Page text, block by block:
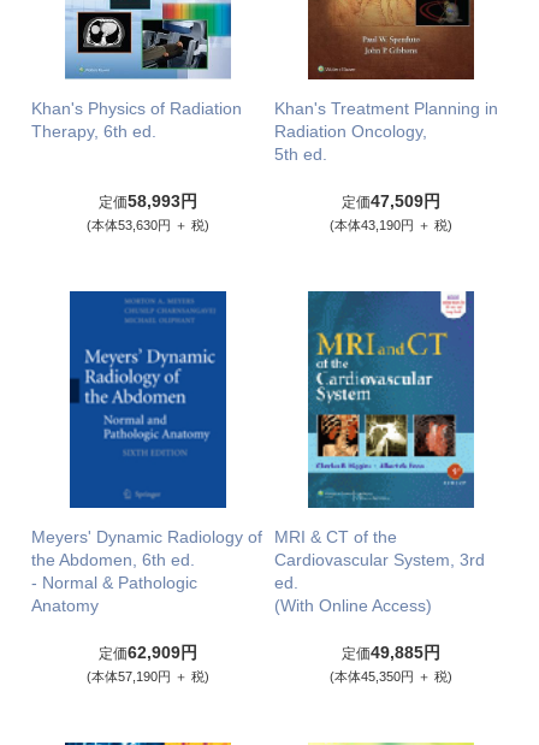
Khan's Physics of Radiation
Therapy, 6th ed.
定価58,993円
(本体53,630円 ＋ 税)
Khan's Treatment Planning in
Radiation Oncology,
5th ed.
定価47,509円
(本体43,190円 ＋ 税)
Meyers' Dynamic Radiology of
the Abdomen, 6th ed.
- Normal & Pathologic
Anatomy
定価62,909円
(本体57,190円 ＋ 税)
MRI & CT of the
Cardiovascular System, 3rd
ed.
(With Online Access)
定価49,885円
(本体45,350円 ＋ 税)